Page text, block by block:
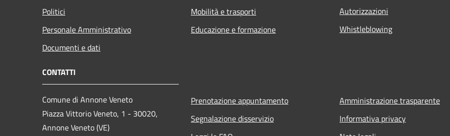
Politici
Personale Amministrativo
Documenti e dati
Mobilità e trasporti
Educazione e formazione
Autorizzazioni
Whistleblowing
CONTATTI
Comune di Annone Veneto
Piazza Vittorio Veneto, 1 - 30020,
Annone Veneto (VE)
Prenotazione appuntamento
Segnalazione disservizio
Amministrazione trasparente
Informativa privacy